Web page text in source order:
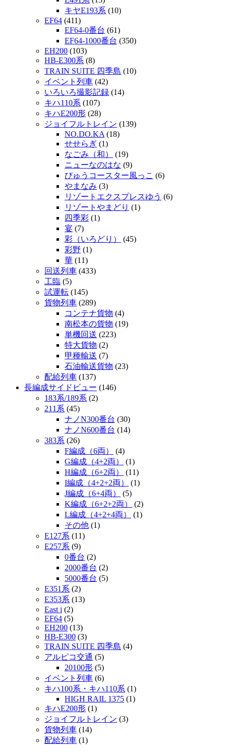
キヤE193系 (10)
EF64 (411)
EF64-0番台 (61)
EF64-1000番台 (350)
EH200 (103)
HB-E300系 (8)
TRAIN SUITE 四季島 (10)
イベント列車 (42)
いろいろ撮影記録 (14)
キハ110系 (107)
キハE200形 (28)
ジョイフルトレイン (139)
NO.DO.KA (18)
せせらぎ (1)
なごみ（和）
(19)
ニューなのはな (9)
びゅうコースター風っこ (6)
やまなみ (3)
リゾートエクスプレスゆう (6)
リゾートやまどり (1)
四季彩 (1)
宴 (7)
彩（いろどり）
(45)
彩野 (1)
華 (11)
回送列車 (433)
工臨 (5)
試運転 (145)
貨物列車 (289)
コンテナ貨物 (4)
南松本の貨物 (19)
単機回送 (223)
特大貨物 (2)
甲種輸送 (7)
石油輸送貨物 (23)
配給列車 (137)
長編成サイドビュー (146)
183系/189系 (2)
211系 (45)
ナノN300番台 (30)
ナノN600番台 (14)
383系 (26)
F編成（6両）
(4)
G編成（4+2両）
(1)
H編成（6+2両）
(11)
I編成（4+2+2両）
(1)
J編成（6+4両）
(5)
K編成（6+2+2両）
(2)
L編成（4+2+4両）
(1)
その他 (1)
E127系 (11)
E257系 (9)
0番台 (2)
2000番台 (2)
5000番台 (5)
E351系 (2)
E353系 (13)
East i (2)
EF64 (5)
EH200 (13)
HB-E300 (3)
TRAIN SUITE 四季島 (4)
アルピコ交通 (5)
20100形 (5)
イベント列車 (6)
キハ100系・キハ110系 (1)
HIGH RAIL 1375 (1)
キハE200形 (1)
ジョイフルトレイン (3)
貨物列車 (14)
配給列車 (1)